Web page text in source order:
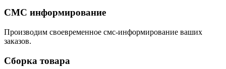
СМС информирование
Производим своевременное смс-информирование ваших
заказов.
Сборка товара